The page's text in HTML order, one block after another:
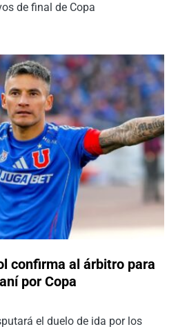
de final de Copa
confirma al árbitro para
por Copa
el duelo de ida por los